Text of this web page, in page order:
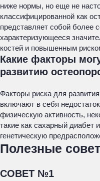
ниже нормы, но еще не
классифицированной как
представляет собой более
характеризующееся
костей и повышенным
Какие факторы
развитию
Факторы риска для
включают в себя
физическую активность,
такие как сахарный диабет
генетическую
Полезные
СОВЕТ №1